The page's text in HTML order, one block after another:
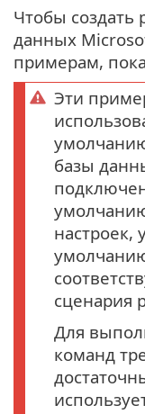
Чтобы
данных
примерам,
Эти
базы
настроек,
сценария
Для
команд